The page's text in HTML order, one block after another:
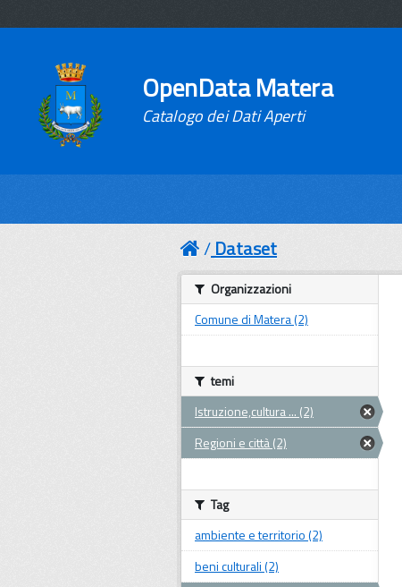
OpenData Matera
Catalogo dei Dati Aperti
Dataset
Organizzazioni
Comune di Matera (2)
temi
Istruzione,cultura ... (2)
Regioni e città (2)
Tag
ambiente e territorio (2)
beni culturali (2)